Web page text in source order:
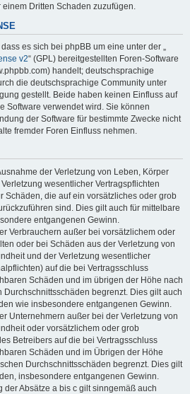
Dritten Schaden zuzufügen.
es sich bei phpBB um eine unter der „
v2“ (GPL) bereitgestellten Foren-Software
handelt; deutschsprachige
die deutschsprachige Community unter
gestellt. Beide haben keinen Einfluss auf
Software verwendet wird. Sie können
der Software für bestimmte Zwecke nicht
fremder Foren Einfluss nehmen.
der Verletzung von Leben, Körper
wesentlicher Vertragspflichten
Schäden, die auf ein vorsätzliches oder grob
sind. Dies gilt auch für mittelbare
entgangenen Gewinn.
Verbrauchern außer bei vorsätzlichem oder
oder bei Schäden aus der Verletzung von
und der Verletzung wesentlicher
auf die bei Vertragsschluss
Schäden und im übrigen der Höhe nach
Durchschnittsschäden begrenzt. Dies gilt auch
wie insbesondere entgangenen Gewinn.
Unternehmern außer bei der Verletzung von
oder vorsätzlichem oder grob
Betreibers auf die bei Vertragsschluss
Schäden und im Übrigen der Höhe
Durchschnittsschäden begrenzt. Dies gilt
insbesondere entgangenen Gewinn.
der Absätze a bis c gilt sinngemäß auch